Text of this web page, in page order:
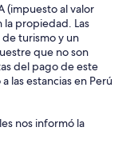
(impuesto al valor
la propiedad. Las
turismo y un
que no son
del pago de este
las estancias en Perú
nos informó la